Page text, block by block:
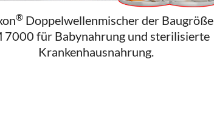
® Doppelwellenmischer der Baugröße
7000 für Babynahrung und sterilisierte
Krankenhausnahrung.